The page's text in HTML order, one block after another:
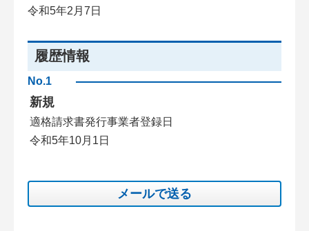
令和5年2月7日
履歴情報
No.1
新規
適格請求書発行事業者登録日
令和5年10月1日
メールで送る